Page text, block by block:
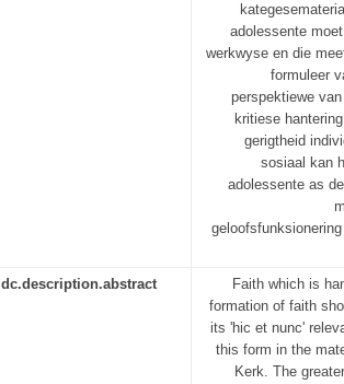
adolessente
werkwyse en die
formuleer
perspektiewe
kritiese
gerigtheid
sosiaal kan
adolessente as
dc.description.abstract
Faith which is
formation of faith
its 'hic et nunc'
this form in the
Kerk. The